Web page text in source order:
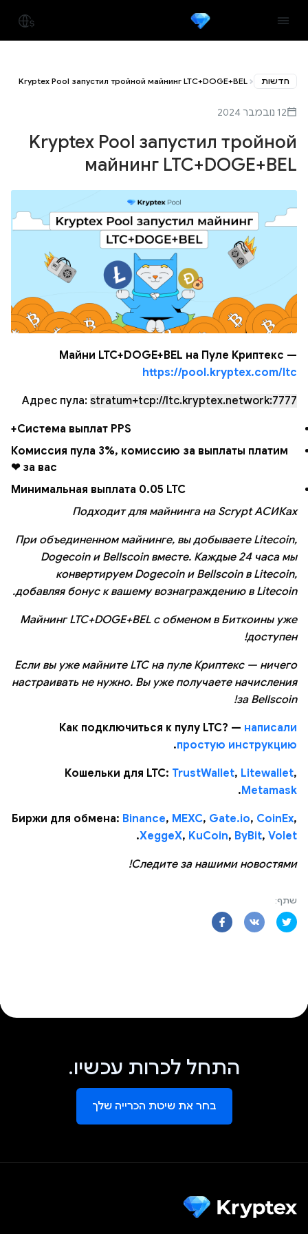
חדשות Kryptex Pool запустил тройной майнинг LTC+DOGE+BEL
12 נובמבר 2024
Kryptex Pool запустил тройной
майнинг LTC+DOGE+BEL
Майни LTC+DOGE+BEL на Пуле Криптекс —
https://pool.kryptex.com/ltc
Адрес пула: stratum+tcp://ltc.kryptex.network:7777
Система выплат PPS+
Комиссия пула 3%, комиссию за выплаты платим
за вас ❤
Минимальная выплата 0.05 LTC
Подходит для майнинга на Scrypt АСИКах
При объединенном майнинге, вы добываете Litecoin,
Dogecoin и Bellscoin вместе. Каждые 24 часа мы
конвертируем Dogecoin и Bellscoin в Litecoin,
добавляя бонус к вашему вознаграждению в Litecoin.
Майнинг LTC+DOGE+BEL с обменом в Биткоины уже
доступен!
Если вы уже майните LTC на пуле Криптекс — ничего
настраивать не нужно. Вы уже получаете начисления
за Bellscoin!
Как подключиться к пулу LTC? — написали
простую инструкцию
.
Кошельки для LTC: TrustWallet, Litewallet,
Metamask
.
Биржи для обмена: Binance, MEXC, Gate.io, CoinEx,
XeggeX, KuCoin, ByBit, Volet
.
Следите за нашими новостями!
שתף:
התחל לכרות עכשיו.
בחר את שיטת הכרייה שלך